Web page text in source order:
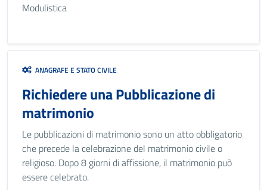
Modulistica
ANAGRAFE E STATO CIVILE
Richiedere una Pubblicazione di
matrimonio
Le pubblicazioni di matrimonio sono un atto obbligatorio
che precede la celebrazione del matrimonio civile o
religioso. Dopo 8 giorni di affissione, il matrimonio può
essere celebrato.